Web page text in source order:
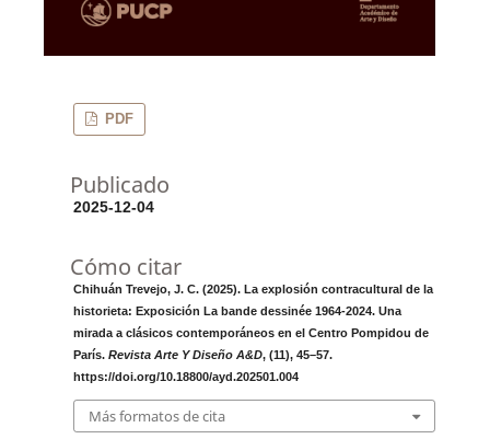
PDF
Publicado
2025-12-04
Cómo citar
Chihuán Trevejo, J. C. (2025). La explosión contracultural de la
historieta: Exposición La bande dessinée 1964-2024. Una
mirada a clásicos contemporáneos en el Centro Pompidou de
París. Revista Arte Y Diseño A&D, (11), 45–57.
https://doi.org/10.18800/ayd.202501.004
Más formatos de cita